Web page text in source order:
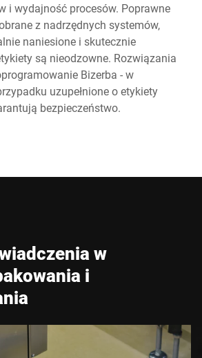
i wydajność procesów. Poprawne
z nadrzędnych systemów,
naniesione i skutecznie
są nieodzowne. Rozwiązania
Bizerba - w
uzupełnione o etykiety
bezpieczeństwo.
w
i